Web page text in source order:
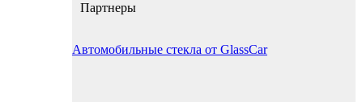
Партнеры
Автомобильные стекла от GlassCar